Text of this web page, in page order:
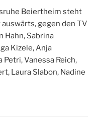
Beiertheim steht
gegen den TV
Hahn, Sabrina
Kizele, Anja
Petri, Vanessa Reich,
Laura Slabon, Nadine